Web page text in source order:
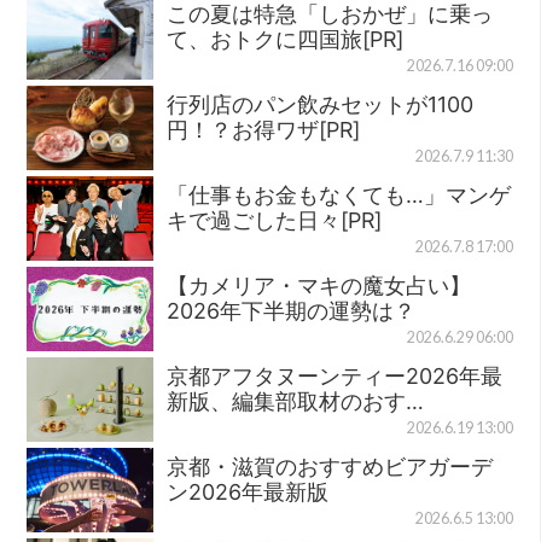
この夏は特急「しおかぜ」に乗っ
て、おトクに四国旅[PR]
2026.7.16 09:00
行列店のパン飲みセットが1100
円！？お得ワザ[PR]
2026.7.9 11:30
「仕事もお金もなくても…」マンゲ
キで過ごした日々[PR]
2026.7.8 17:00
【カメリア・マキの魔女占い】
2026年下半期の運勢は？
2026.6.29 06:00
京都アフタヌーンティー2026年最
新版、編集部取材のおす…
2026.6.19 13:00
京都・滋賀のおすすめビアガーデ
ン2026年最新版
2026.6.5 13:00